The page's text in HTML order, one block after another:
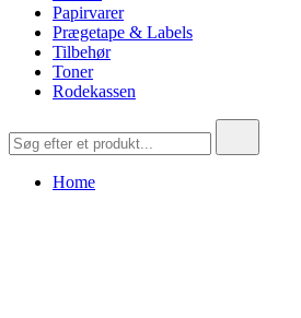
Papirvarer
Prægetape & Labels
Tilbehør
Toner
Rodekassen
efter:
Home